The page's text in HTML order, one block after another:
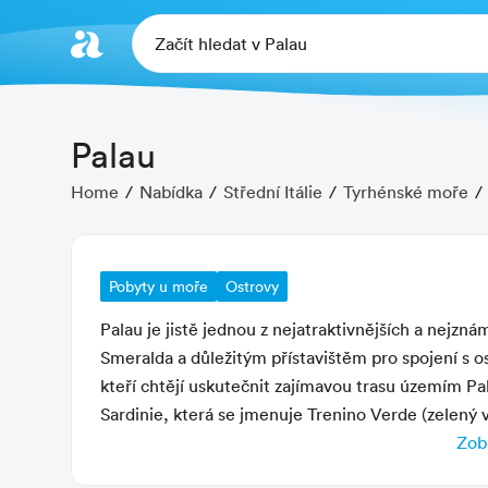
Začít hledat v Palau
Palau
Home Nabídka Střední Itálie Tyrhénské moře
Pobyty u moře Ostrovy
Palau je jistě jednou z nejatraktivnějších a
Smeralda a důležitým přístavištěm pro spojení s
kteří chtějí uskutečnit zajímavou trasu územím
Sardinie, která se jmenuje Trenino Verde
oblastmi bez silnic a cest, které by byly jinak